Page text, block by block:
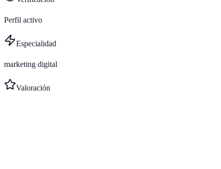
Perfil activo
Especialidad
marketing digital
Valoración